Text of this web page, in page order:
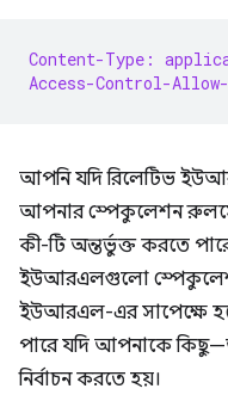
Content-Type:
Access-Control-
আপনি যদি রিলেটিভ
আপনার স্পেকুলেশন
কী-টি অন্তর্ভুক্ত করতে
ইউআরএলগুলো
ইউআরএল-এর সাপেক্ষে
পারে যদি আপনাকে
নির্বাচন করতে হয়।